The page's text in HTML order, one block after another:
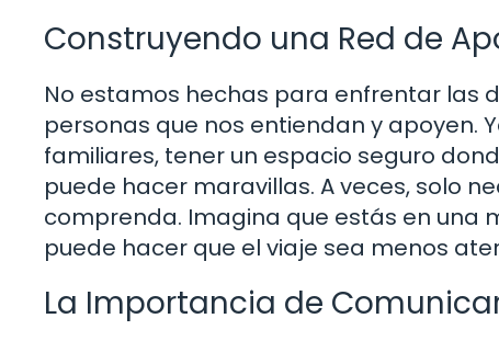
Construyendo una Red de
No estamos hechas para enfrentar las
personas que nos entiendan y apoyen.
familiares, tener un espacio seguro
puede hacer maravillas. A veces, solo
comprenda. Imagina que estás en una
puede hacer que el viaje sea menos
La Importancia de